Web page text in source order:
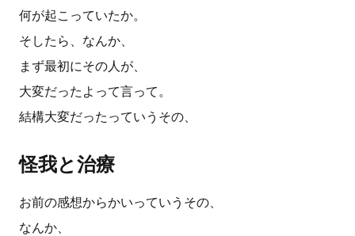
何が起こっていたか。
そしたら、なんか、
まず最初にその人が、
大変だったよって言って。
結構大変だったっていうその、
怪我と治療
お前の感想からかいっていうその、
なんか、